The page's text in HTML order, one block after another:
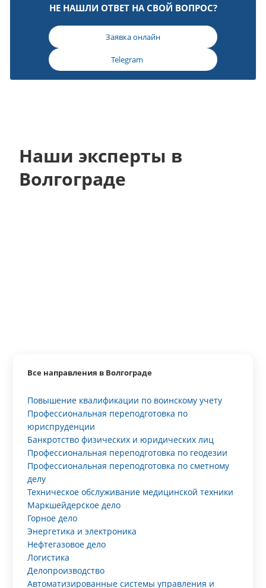
НЕ НАШЛИ ОТВЕТ НА СВОЙ ВОПРОС?
Заявка онлайн
Telegram
Наши эксперты в
Волгограде
Все направления в Волгограде
Повышение квалификации по воинскому учету
Профессиональная переподготовка по
юриспруденции
Банкротство физических и юридических лиц
Профессиональная переподготовка по геодезии
Профессиональная переподготовка по сметному
делу
Техническое обслуживание медицинской техники
Маркшейдерское дело
Горное дело
Энергетика и электроника
Нефтегазовое дело
Логистика
Делопроизводство
Автоматизированные системы управления и